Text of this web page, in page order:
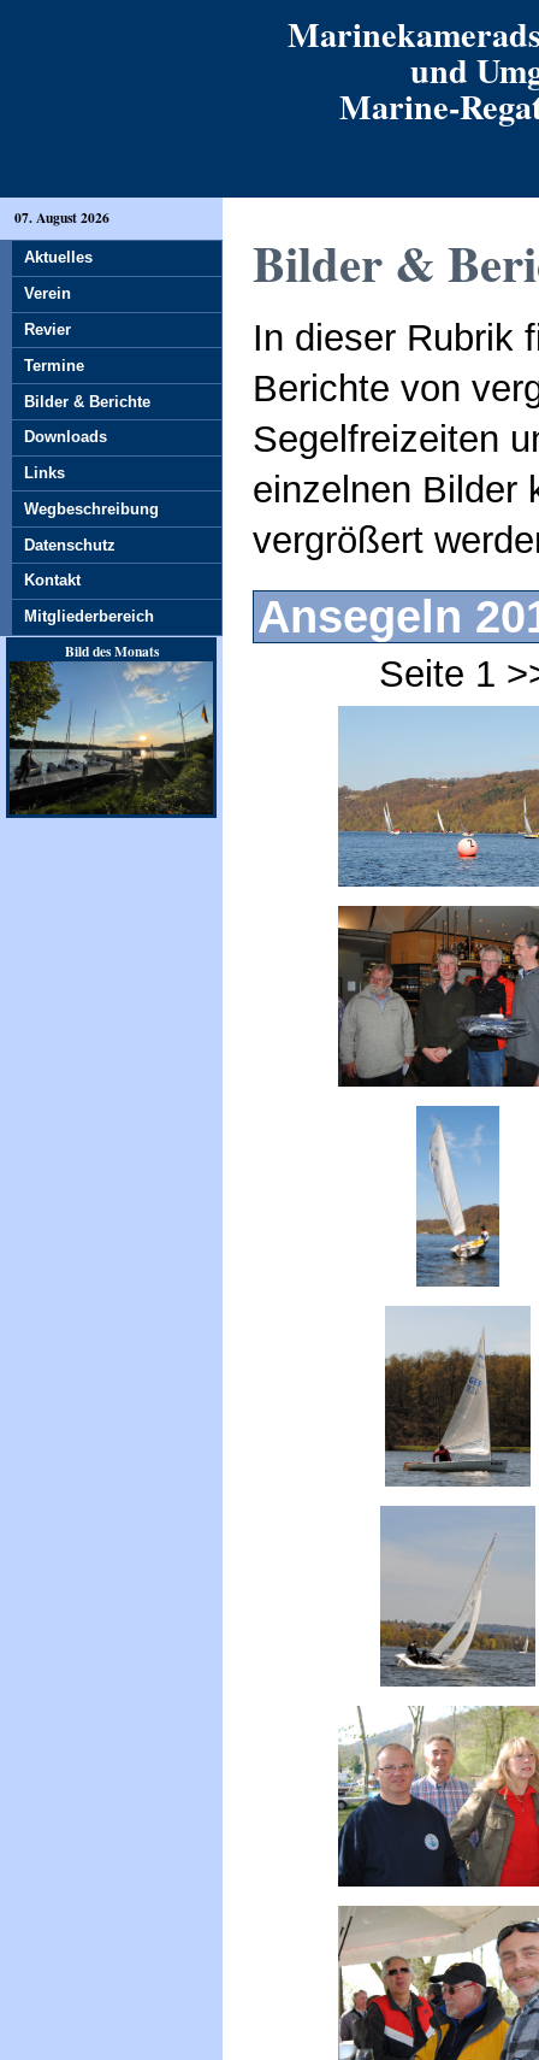
und
Marine-
Bilder &
In dieser Rubrik
Berichte von
Segelfreizeiten
einzelnen Bilder
vergrößert
Ansegeln
Seite 1
07. August 2026
Aktuelles
Verein
Revier
Termine
Bilder & Berichte
Downloads
Links
Wegbeschreibung
Datenschutz
Kontakt
Mitgliederbereich
Bild des Monats